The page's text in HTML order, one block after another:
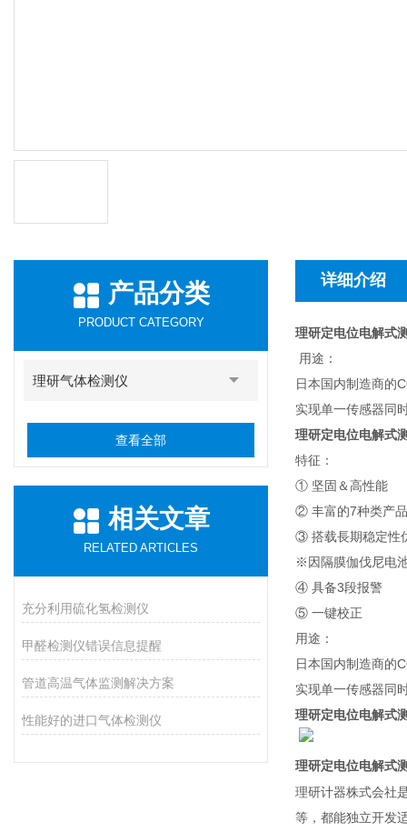
产品分类
PRODUCT CATEGORY
理研气体检测仪
查看全部
相关文章
RELATED ARTICLES
充分利用硫化氢检测仪
甲醛检测仪错误信息提醒
管道高温气体监测解决方案
性能好的进口气体检测仪
详细介绍
理研定电位电解式
用途：
日本国内制造商的
实现单一传感器同
理研定电位电解式
特征：
① 坚固＆高性能
② 丰富的7种类产品
③ 搭载長期稳定性
※因隔膜伽伐尼电
④ 具备3段报警
⑤ 一键校正
用途：
日本国内制造商的
实现单一传感器同
理研定电位电解式
理研定电位电解式
理研计器株式会社
等，都能独立开发